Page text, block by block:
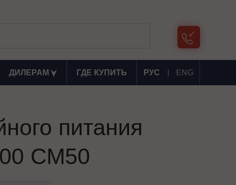
ДИЛЕРАМ ГДЕ КУПИТЬ РУС ENG
питания
СМ50